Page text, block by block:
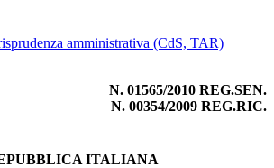
amministrativa (CdS, TAR)
N. 01565/2010 REG.SEN.
N. 00354/2009 REG.RIC.
ITALIANA